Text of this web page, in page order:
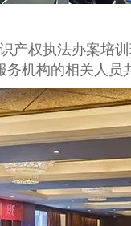
产权执法办案培
机构的相关人